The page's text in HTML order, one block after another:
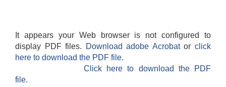
It appears your Web browser is not configured to
display PDF files.
Download adobe Acrobatorclick
here to download the PDF file.
Click here to download the PDF
file.